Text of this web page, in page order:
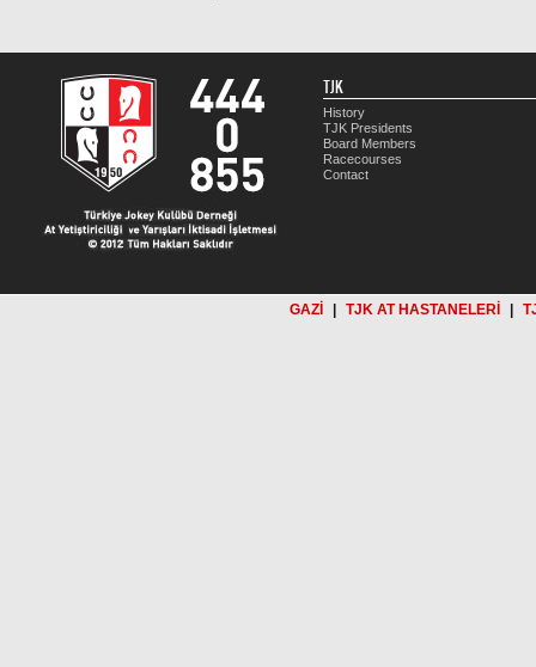
TJK
History
TJK Presidents
Board Members
Racecourses
Contact
GAZİ TJK AT HASTANELERİ